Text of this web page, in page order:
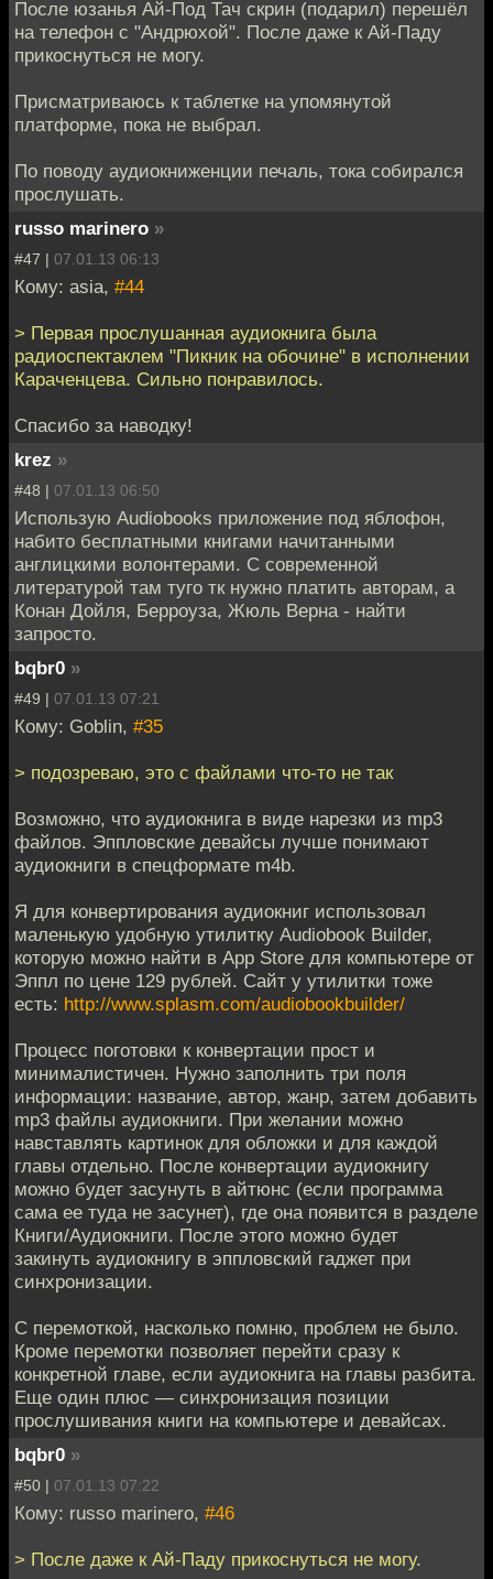
После юзанья Ай-Под Тач скрин (подарил) перешёл
на телефон с "Андрюхой". После даже к Ай-Паду
прикоснуться не могу.
Присматриваюсь к таблетке на упомянутой
платформе, пока не выбрал.
По поводу аудиокниженции печаль, тока собирался
прослушать.
russo marinero »
#47 | 07.01.13 06:13
Кому: asia, #44
> Первая прослушанная аудиокнига была
радиоспектаклем "Пикник на обочине" в исполнении
Караченцева. Сильно понравилось.
Спасибо за наводку!
krez »
#48 | 07.01.13 06:50
Использую Audiobooks приложение под яблофон,
набито бесплатными книгами начитанными
англицкими волонтерами. С современной
литературой там туго тк нужно платить авторам, а
Конан Дойля, Берроуза, Жюль Верна - найти
запросто.
bqbr0 »
#49 | 07.01.13 07:21
Кому: Goblin, #35
> подозреваю, это с файлами что-то не так
Возможно, что аудиокнига в виде нарезки из mp3
файлов. Эппловские девайсы лучше понимают
аудиокниги в спецформате m4b.
Я для конвертирования аудиокниг использовал
маленькую удобную утилитку Audiobook Builder,
которую можно найти в App Store для компьютере от
Эппл по цене 129 рублей. Сайт у утилитки тоже
есть: http://www.splasm.com/audiobookbuilder/
Процесс поготовки к конвертации прост и
минималистичен. Нужно заполнить три поля
информации: название, автор, жанр, затем добавить
mp3 файлы аудиокниги. При желании можно
навставлять картинок для обложки и для каждой
главы отдельно. После конвертации аудиокнигу
можно будет засунуть в айтюнс (если программа
сама ее туда не засунет), где она появится в разделе
Книги/Аудиокниги. После этого можно будет
закинуть аудиокнигу в эппловский гаджет при
синхронизации.
С перемоткой, насколько помню, проблем не было.
Кроме перемотки позволяет перейти сразу к
конкретной главе, если аудиокнига на главы разбита.
Еще один плюс — синхронизация позиции
прослушивания книги на компьютере и девайсах.
bqbr0 »
#50 | 07.01.13 07:22
Кому: russo marinero, #46
> После даже к Ай-Паду прикоснуться не могу.